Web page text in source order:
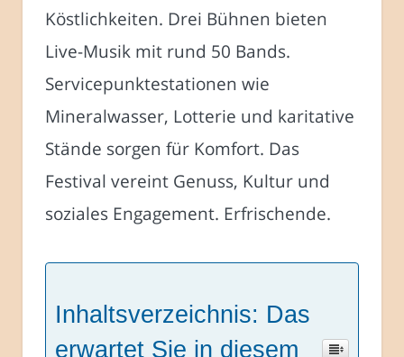
Köstlichkeiten. Drei Bühnen bieten
Live-Musik mit rund 50 Bands.
Servicepunktestationen wie
Mineralwasser, Lotterie und karitative
Stände sorgen für Komfort. Das
Festival vereint Genuss, Kultur und
soziales Engagement. Erfrischende.
Inhaltsverzeichnis: Das
erwartet Sie in diesem